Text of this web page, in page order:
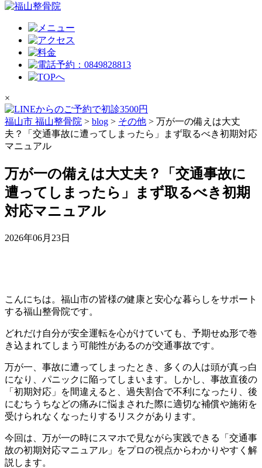
×
福山市 福山整骨院 > blog > その他 > 万が一の備えは大丈
夫？「交通事故に遭ってしまったら」まず取るべき初期対応
マニュアル
万が一の備えは大丈夫？「交通事故に
遭ってしまったら」まず取るべき初期
対応マニュアル
2026年06月23日
こんにちは。福山市の皆様の健康と安心な暮らしをサポート
する福山整骨院です。
どれだけ自分が安全運転を心がけていても、予期せぬ形で巻
き込まれてしまう可能性があるのが交通事故です。
万が一、事故に遭ってしまったとき、多くの人は頭が真っ白
になり、パニックに陥ってしまいます。しかし、事故直後の
「初期対応」を間違えると、過失割合で不利になったり、後
にむちうちなどの痛みに悩まされた際に適切な補償や施術を
受けられなくなったりするリスクがあります。
今回は、万が一の時にスマホで見ながら実践できる「交通事
故の初期対応マニュアル」をプロの視点からわかりやすく解
説します。